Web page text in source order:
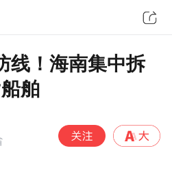
线！海南集中拆
舶